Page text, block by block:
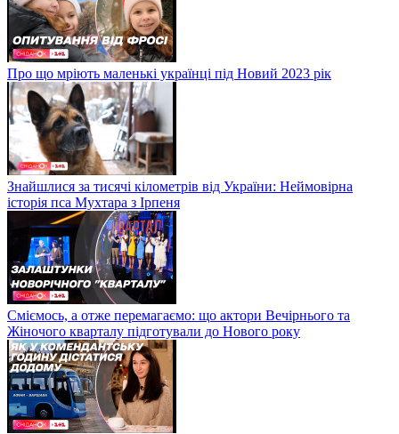
Про що мріють маленькі українці під Новий 2023 рік
Знайшлися за тисячі кілометрів від України: Неймовірна
історія пса Мухтара з Ірпеня
Сміємось, а отже перемагаємо: що актори Вечірнього та
Жіночого кварталу підготували до Нового року